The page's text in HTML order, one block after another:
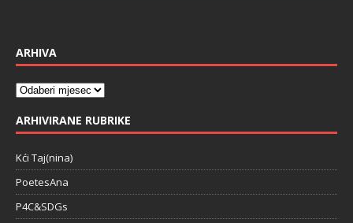
ARHIVA
ARHIVIRANE RUBRIKE
Kći Taj(nina)
PoetesAna
P4C&SDGs